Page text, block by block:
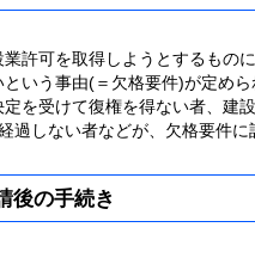
許可を取得しようとするもの
いう事由(＝欠格要件)が定めら
を受けて復権を得ない者、建
過しない者などが、欠格要件に
後の手続き